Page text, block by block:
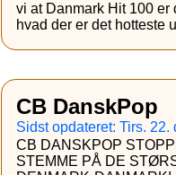
vi at Danmark Hit 100
hvad der er det hotteste
CB DanskPop
Sidst opdateret: Tirs. 22.
CB DANSKPOP
STEMME PÅ DE